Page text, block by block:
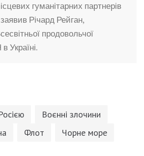
гуманітарних партнерів
Річард Рейган,
продовольчої
Україні.
Воєнні злочини
Флот Чорне море